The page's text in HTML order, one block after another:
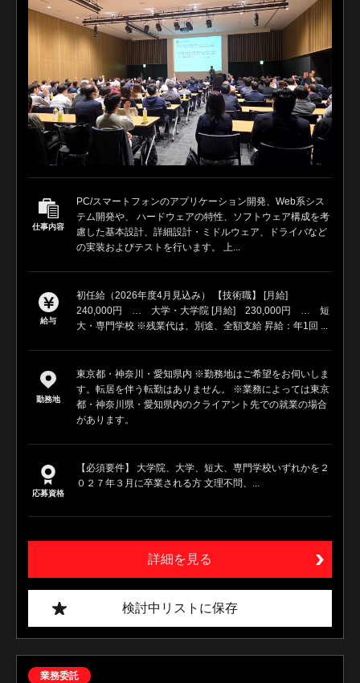
仕事内容
PC/スマートフォンのアプリケーション開発、Web系シス
テム開発や、 ハードウェアの特性、ソフトウェア構成を考
慮した基本設計、詳細設計・ミドルウェア、ドライバなど
の実装およびテストを行います。 上...
給与
初任給（2026年度4月見込み） 【技術職】 [月給]
240,000円 … 大学・大学院 [月給] 230,000円 … 短
大・専門学校 ※残業代は、別途、全額支給 昇給：年1回 ...
勤務地
東京都・神奈川・愛知県内 ※勤務地はご希望をお伺いしま
す。転居を伴う転勤はありません。 ※業務によっては東京
都・神奈川県・愛知県内のクライアント先での就業の場合
があります。
応募資格
【必須要件】 大学院、大学、短大、専門学校いずれかを２
０２７年３月に卒業される方 文理不問、...
詳細を見る
検討中リストに保存
業務委託